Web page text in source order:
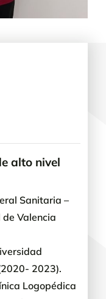
alto nivel
Sanitaria –
Valencia
2023).
Logopédica